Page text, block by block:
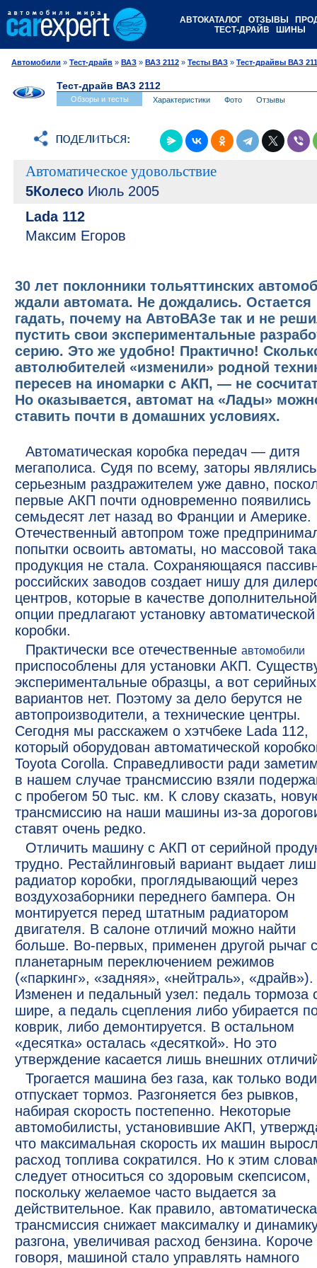
АВТОКАТАЛОГ ОТЗЫВЫ
ТЕСТ-ДРАЙВ
ШИНЫ
Автомобили » Тест-драйв » ВАЗ » ВАЗ 2112 » Тесты ВАЗ » Тест-драйвы ВАЗ
Тест-драйв ВАЗ 2112
Обзоры и тесты Характеристики Фото Отзывы
Автоматическое удовольствие
5Колесо Июль 2005
Lada 112
Максим Егоров
30 лет поклонники тольяттинских
ждали автомата. Не дождались. Остается
гадать, почему на АвтоВАЗе так и не
пустить свои экспериментальные
серию. Это же удобно! Практично!
автолюбителей «изменили» родной
пересев на иномарки с АКП, — не
Но оказывается, автомат на «Лады»
ставить почти в домашних условиях.
Автоматическая коробка передач — дитя
мегаполиса. Судя по всему, заторы являлись
серьезным раздражителем уже давно,
первые АКП почти одновременно появились
семьдесят лет назад во Франции и Америке.
Отечественный автопром тоже
попытки освоить автоматы, но массовой
продукция не стала. Сохраняющаяся
российских заводов создает нишу для
центров, которые в качестве дополнительной
опции предлагают установку автоматической
коробки.
Практически все отечественные автомобили
приспособлены для установки АКП.
экспериментальные образцы, а вот серийных
вариантов нет. Поэтому за дело берутся не
автопроизводители, а технические центры.
Сегодня мы расскажем о хэтчбеке Lada 112,
который оборудован автоматической
Toyota Corolla. Справедливости ради
в нашем случае трансмиссию взяли
с пробегом 50 тыс. км. К слову сказать,
трансмиссию на наши машины из-за
ставят очень редко.
Отличить машину с АКП от серийной
трудно. Рестайлинговый вариант выдает
радиатор коробки, проглядывающий через
воздухозаборники переднего бампера. Он
монтируется перед штатным радиатором
двигателя. В салоне отличий можно найти
больше. Во-первых, применен другой рычаг с
планетарным переключением режимов
(«паркинг», «задняя», «нейтраль», «драйв»).
Изменен и педальный узел: педаль тормоза
шире, а педаль сцепления либо убирается
коврик, либо демонтируется. В остальном
«десятка» осталась «десяткой». Но это
утверждение касается лишь внешних
Трогается машина без газа, как только
отпускает тормоз. Разгоняется без рывков,
набирая скорость постепенно. Некоторые
автомобилисты, установившие АКП,
что максимальная скорость их машин
расход топлива сократился. Но к этим
следует относиться со здоровым скепсисом,
поскольку желаемое часто выдается за
действительное. Как правило,
трансмиссия снижает максималку и
разгона, увеличивая расход бензина. Короче
говоря, машиной стало управлять намного